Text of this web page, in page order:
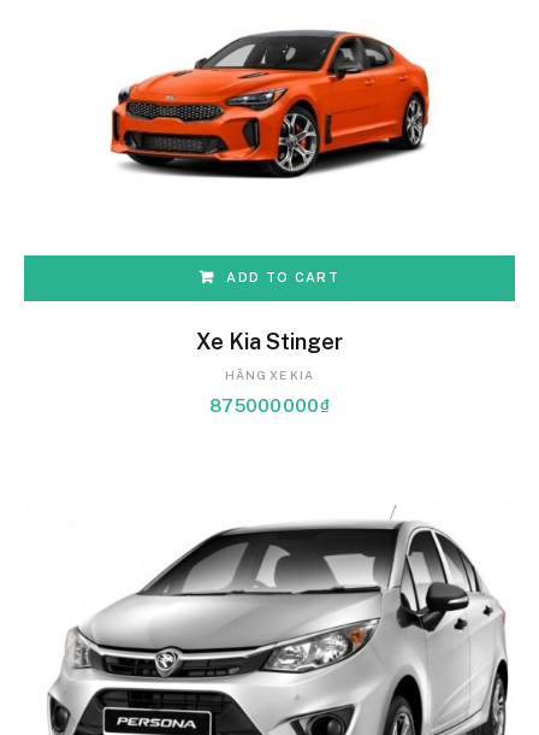
ADD TO CART
Xe Kia Stinger
HÃNG XE KIA
875000000₫